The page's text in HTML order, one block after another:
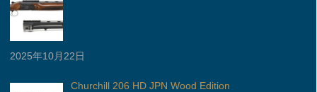
2025年10月22日
Churchill 206 HD JPN Wood Edition